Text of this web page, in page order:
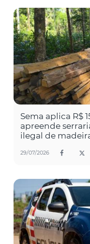
Sema aplica R$
apreende
ilegal de
29/07/2026